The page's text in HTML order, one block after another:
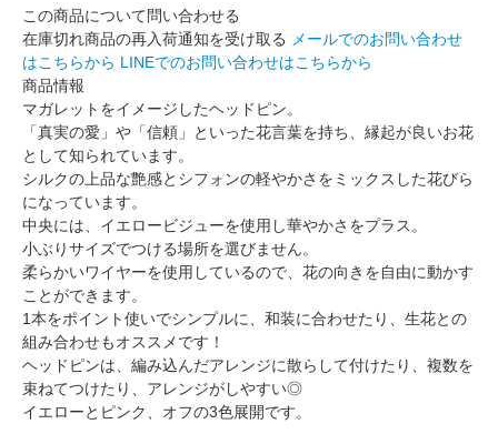
この商品について問い合わせる
在庫切れ商品の再入荷通知を受け取る
メールでのお問い合わせ
はこちらから LINEでのお問い合わせはこちらから
商品情報
マガレットをイメージしたヘッドピン。
「真実の愛」や「信頼」といった花言葉を持ち、縁起が良いお花
として知られています。
シルクの上品な艶感とシフォンの軽やかさをミックスした花びら
になっています。
中央には、イエロービジューを使用し華やかさをプラス。
小ぶりサイズでつける場所を選びません。
柔らかいワイヤーを使用しているので、花の向きを自由に動かす
ことができます。
1本をポイント使いでシンプルに、和装に合わせたり、生花との
組み合わせもオススメです！
ヘッドピンは、編み込んだアレンジに散らして付けたり、複数を
束ねてつけたり、アレンジがしやすい◎
イエローとピンク、オフの3色展開です。